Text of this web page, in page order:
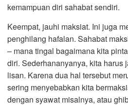
kemampuan diri sahabat sendiri.
Keempat, jauhi maksiat. Ini juga
penghilang hafalan. Sahabat
– mana tingal bagaimana kita
diri. Sederhananyanya, kita harus
lisan. Karena dua hal tersebut
sering menyebabkan kita
dengan syawat misalnya, atau